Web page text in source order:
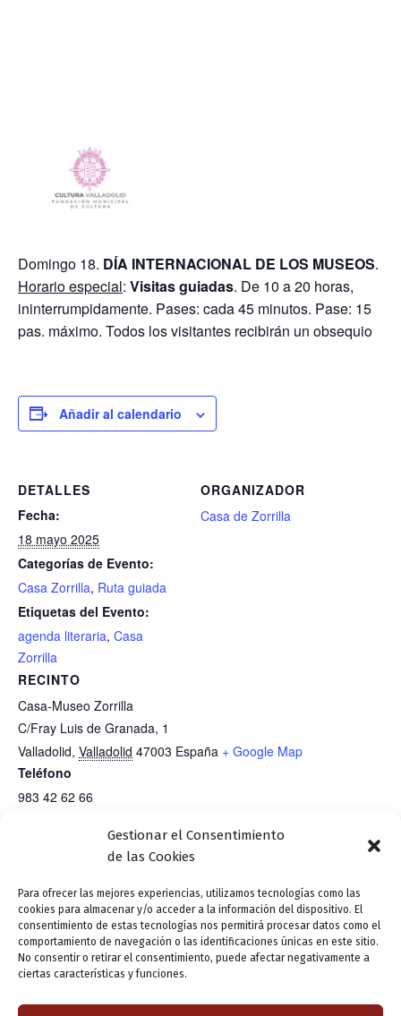
Gestionar el Consentimiento
de las Cookies
Para ofrecer las mejores experiencias, utilizamos tecnologías como las
cookies para almacenar y/o acceder a la información del dispositivo. El
consentimiento de estas tecnologías nos permitirá procesar datos como el
comportamiento de navegación o las identificaciones únicas en este sitio.
No consentir o retirar el consentimiento, puede afectar negativamente a
ciertas características y funciones.
Domingo 18. DÍA INTERNACIONAL DE LOS MUSEOS.
Horario especial: Visitas guiadas. De 10 a 20 horas,
ininterrumpidamente. Pases: cada 45 minutos. Pase: 15
pas. máximo. Todos los visitantes recibirán un obsequio
Añadir al calendario
DETALLES
Fecha:
18 mayo 2025
Categorías de Evento:
Casa Zorrilla, Ruta guiada
Etiquetas del Evento:
agenda literaria, Casa
Zorrilla
RECINTO
Casa-Museo Zorrilla
C/Fray Luis de Granada, 1
Valladolid, Valladolid 47003 España + Google Map
Teléfono
983 42 62 66
ORGANIZADOR
Casa de Zorrilla
NOCHE Y DÍA DE LOS MUSEOS
2025- Casa Zorrilla.Microteatro:
Narciso Alonso Cortés “¡Operación
“Salvar la Casa de Zorrilla!”. Compañía:
150 NAC. Archivo Municipal.
Charla: “El legado de don
Narciso. Su archivo y su
biblioteca”, Conferencia: Javier